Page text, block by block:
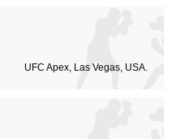
UFC Apex, Las Vegas, USA.